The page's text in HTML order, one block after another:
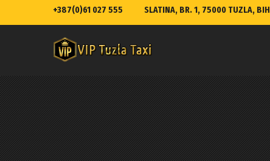
+387(0)61 027 555 SLATINA, BR. 1, 75000 TUZLA, BIH